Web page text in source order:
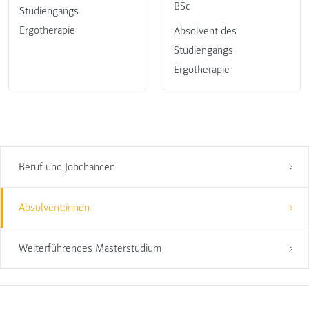
Beruf und Jobchancen
Absolvent:innen
Weiterführendes Masterstudium
Studiengangs
Ergotherapie
BSc
Absolvent des
Studiengangs
Ergotherapie